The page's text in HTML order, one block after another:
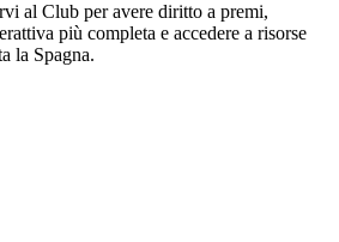
al Club per avere diritto a premi,
più completa e accedere a risorse
la Spagna.